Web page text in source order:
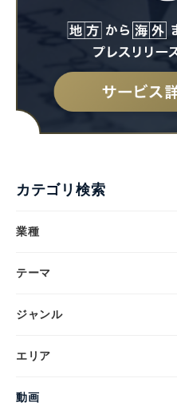
カテゴリ検索
業種
テーマ
ジャンル
エリア
動画